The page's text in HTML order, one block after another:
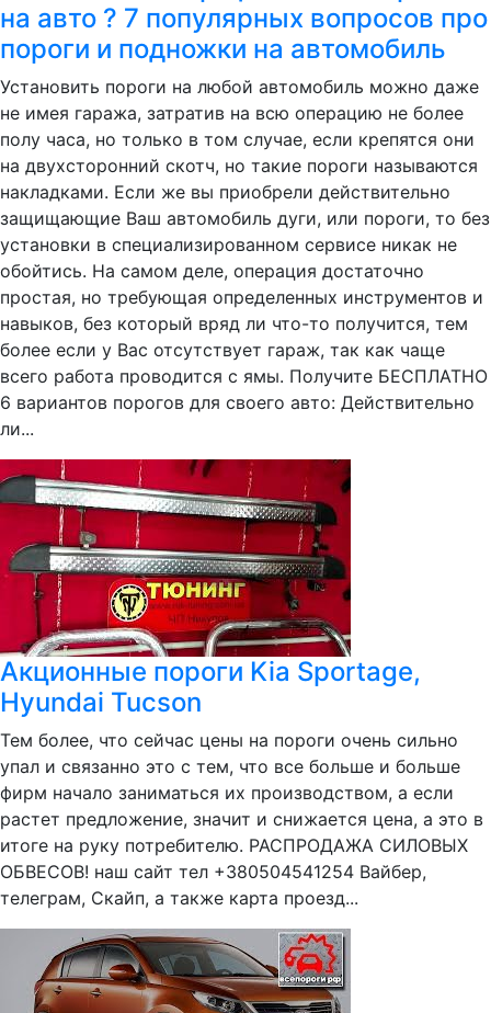
на авто ? 7 популярных вопросов про
пороги и подножки на автомобиль
Установить пороги на любой автомобиль можно даже
не имея гаража, затратив на всю операцию не более
полу часа, но только в том случае, если крепятся они
на двухсторонний скотч, но такие пороги называются
накладками. Если же вы приобрели действительно
защищающие Ваш автомобиль дуги, или пороги, то без
установки в специализированном сервисе никак не
обойтись. На самом деле, операция достаточно
простая, но требующая определенных инструментов и
навыков, без который вряд ли что-то получится, тем
более если у Вас отсутствует гараж, так как чаще
всего работа проводится с ямы. Получите БЕСПЛАТНО
6 вариантов порогов для своего авто: Действительно
ли...
Акционные пороги Kia Sportage,
Hyundai Tucson
Тем более, что сейчас цены на пороги очень сильно
упал и связанно это с тем, что все больше и больше
фирм начало заниматься их производством, а если
растет предложение, значит и снижается цена, а это в
итоге на руку потребителю. РАСПРОДАЖА СИЛОВЫХ
ОБВЕСОВ! наш сайт тел +380504541254 Вайбер,
телеграм, Скайп, а также карта проезд...